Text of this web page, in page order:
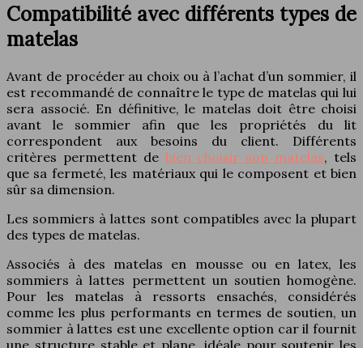
Compatibilité avec différents types de
matelas
Avant de procéder au choix ou à l’achat d’un sommier, il
est recommandé de connaître le type de matelas qui lui
sera associé. En définitive, le matelas doit être choisi
avant le sommier afin que les propriétés du lit
correspondent aux besoins du client. Différents
critères permettent de bien choisir son matelas, tels
que sa fermeté, les matériaux qui le composent et bien
sûr sa dimension.
Les sommiers à lattes sont compatibles avec la plupart
des types de matelas.
Associés à des matelas en mousse ou en latex, les
sommiers à lattes permettent un soutien homogène.
Pour les matelas à ressorts ensachés, considérés
comme les plus performants en termes de soutien, un
sommier à lattes est une excellente option car il fournit
une structure stable et plane, idéale pour soutenir les